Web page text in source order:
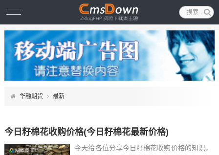
华融期货 最新
今日籽棉花收购价格(今日籽棉花最新价格)
今天给各位分享今日籽棉花收购价格的知识，